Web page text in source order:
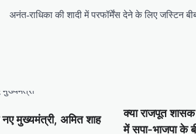
अनंत-राधिका की शादी में परफॉर्मेंस देने के लिए जस्टिन
मुख्यमंत्री, अमित शाह
क्या राजपूत शासक
में सपा-भाजपा के